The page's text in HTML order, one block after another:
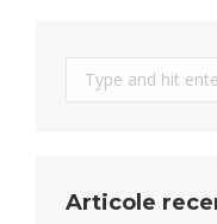
Search:
Articole